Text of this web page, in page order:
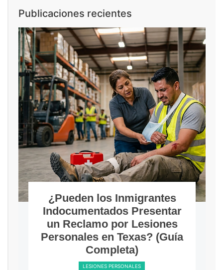
Publicaciones recientes
¿Pueden los Inmigrantes
Indocumentados Presentar
un Reclamo por Lesiones
Personales en Texas? (Guía
Completa)
LESIONES PERSONALES